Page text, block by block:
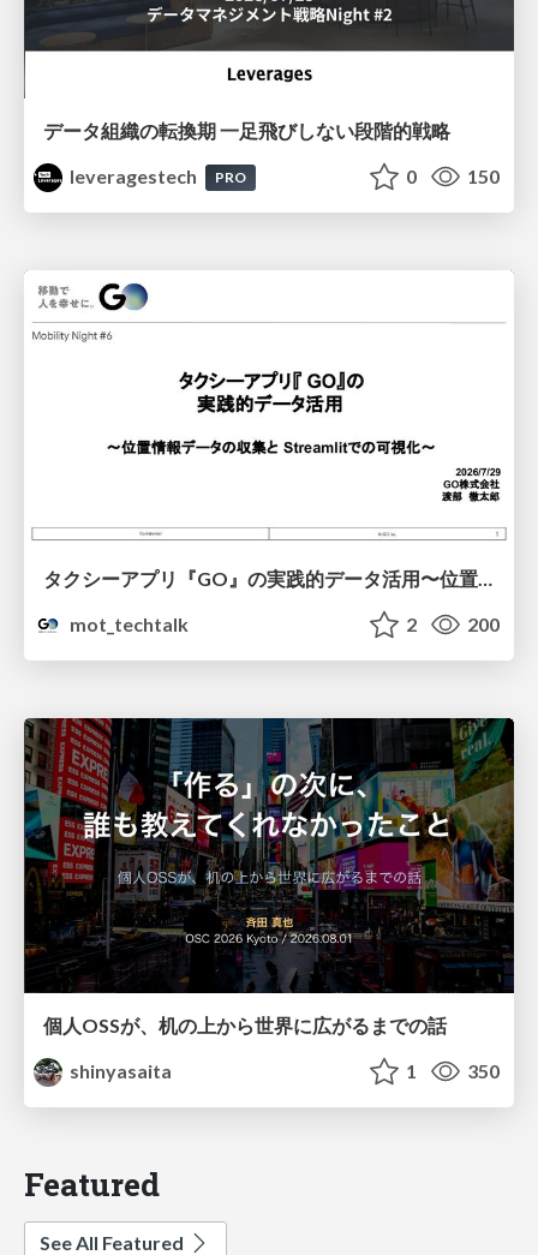
データ組織の転換期 一足飛びしない段階的戦略
leveragestech
PRO 0 150
mot_techtalk
2 200
個人OSSが、机の上から世界に広がるまでの話
shinyasaita
1 350
Featured
See All Featured